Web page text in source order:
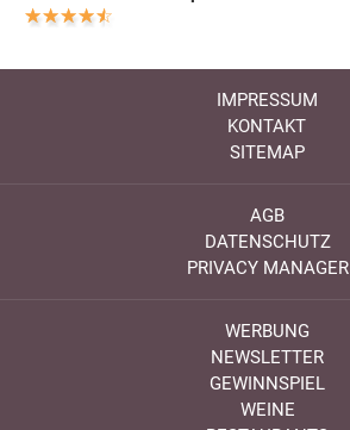
IMPRESSUM
KONTAKT
SITEMAP
AGB
DATENSCHUTZ
PRIVACY MANAGER
WERBUNG
NEWSLETTER
GEWINNSPIEL
WEINE